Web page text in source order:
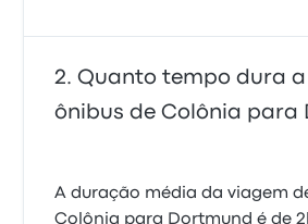
Quanto tempo dura
ônibus de Colônia para
A duração média da viagem
Colônia para Dortmund é de